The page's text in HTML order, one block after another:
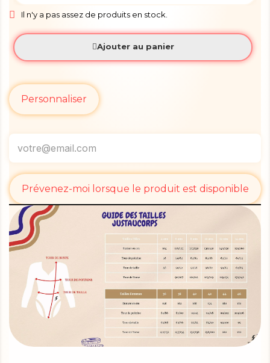
Il n'y a pas assez de produits en stock.
Ajouter au panier
Personnaliser
Prévenez-moi lorsque le produit est disponible